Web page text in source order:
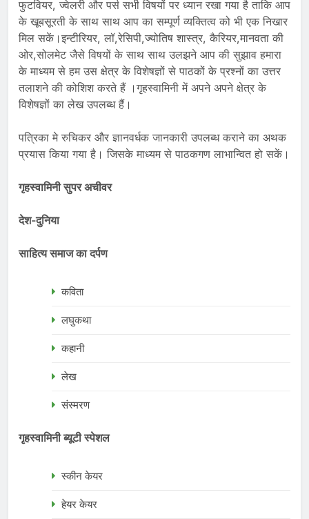
फुटवियर, ज्वेलरी और पर्स सभी विषयों पर ध्यान रखा गया है ताकि आप
के खूबसूरती के साथ साथ आप का सम्पूर्ण व्यक्तित्व को भी एक निखार
मिल सकें।इन्टीरियर, लॉ,रेसिपी,ज्योतिष शास्त्र, कैरियर,मानवता की
ओर,सोलमेट जैसे विषयों के साथ साथ उलझने आप की सुझाव हमारा
के माध्यम से हम उस क्षेत्र के विशेषज्ञों से पाठकों के प्रश्नों का उत्तर
तलाशने की कोशिश करते हैं ।गृहस्वामिनी में अपने अपने क्षेत्र के
विशेषज्ञों का लेख उपलब्ध हैं।
पत्रिका मे रुचिकर और ज्ञानवर्धक जानकारी उपलब्ध कराने का अथक
प्रयास किया गया है। जिसके माध्यम से पाठकगण लाभान्वित हो सकें।
गृहस्वामिनी सुपर अचीवर
देश-दुनिया
साहित्य समाज का दर्पण
कविता
लघुकथा
कहानी
लेख
संस्मरण
गृहस्वामिनी ब्यूटी स्पेशल
स्कीन केयर
हेयर केयर